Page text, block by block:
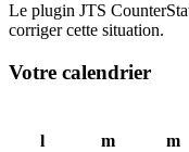
Le plugin JTS
corriger cette situation.
Votre calendrier
l
m m